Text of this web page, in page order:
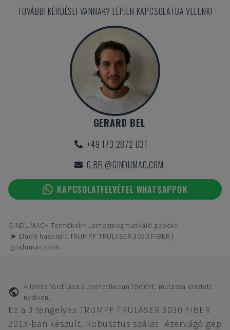
TOVÁBBI KÉRDÉSEI VANNAK? LÉPJEN KAPCSOLATBA VELÜNK!
GERARD BEL
+49 173 2872 031
G.BEL@GINDUMAC.COM
KAPCSOLATFELVÉTEL WHATSAPPON
GINDUMAC Termékek
Lemezmegmunkáló gépek
➤ Eladó használt TRUMPF TRULASER 3030 FIBER |
gindumac.com
A leírás fordítása automatikusan történt, mutassa eredeti
nyelven.
Ez a 3 tengelyes TRUMPF TRULASER 3030 FIBER
2013-ban készült. Robusztus szálas lézervágó gép